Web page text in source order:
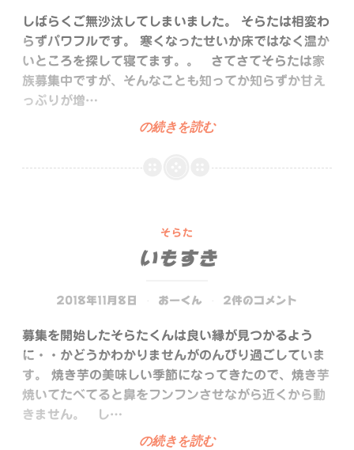
しばらくご無沙汰してしまいました。 そらたは相変わ
らずパワフルです。 寒くなったせいか床ではなく温か
いところを探して寝てます。。 さてさてそらたは家
族募集中ですが、そんなことも知ってか知らずか甘え
っぷりが増…
募
し
す。。。
の続きを読む
そらた
いもすき
2018年11月8日 おーくん 2件のコメント
募集を開始したそらたくんは良い縁が見つかるよう
に・・かどうかわかりませんがのんびり過ごしていま
す。 焼き芋の美味しい季節になってきたので、焼き芋
焼いてたべてると鼻をフンフンさせながら近くから動
きません。 し…
い
の続きを読む